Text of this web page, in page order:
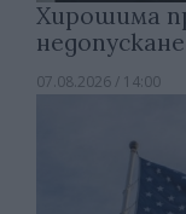
Хирошима
07.08.2026 / 14:00